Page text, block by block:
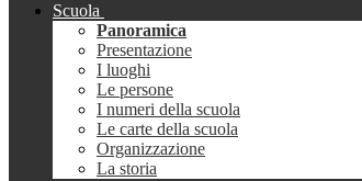
Scuola
Panoramica
Presentazione
I luoghi
Le persone
I numeri della scuola
Le carte della scuola
Organizzazione
La storia